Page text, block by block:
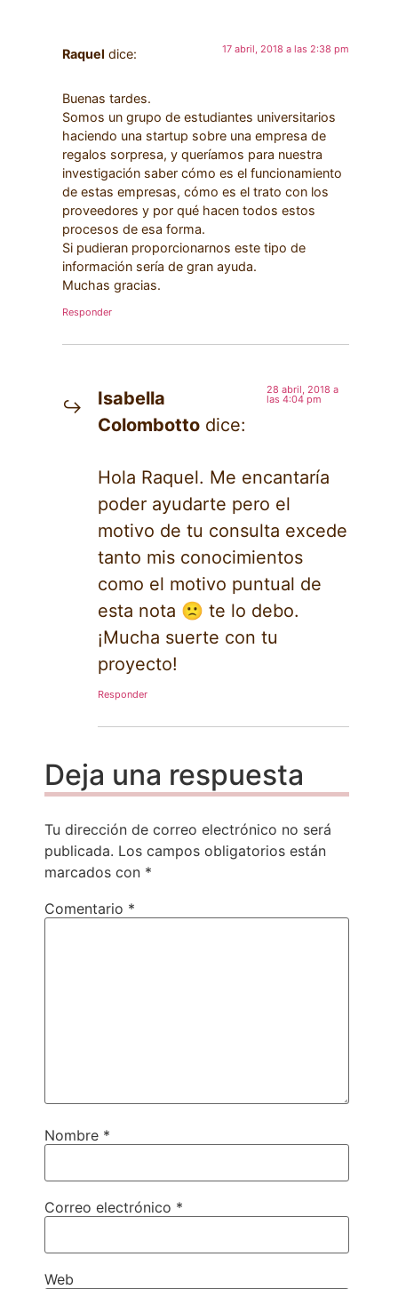
Raquel dice: 17 abril, 2018 a las 2:38 pm
Buenas tardes.
Somos un grupo de estudiantes universitarios
haciendo una startup sobre una empresa de
regalos sorpresa, y queríamos para nuestra
investigación saber cómo es el funcionamiento
de estas empresas, cómo es el trato con los
proveedores y por qué hacen todos estos
procesos de esa forma.
Si pudieran proporcionarnos este tipo de
información sería de gran ayuda.
Muchas gracias.
Responder
Isabella
Colombotto dice:
28 abril, 2018 a
las 4:04 pm
Hola Raquel. Me encantaría
poder ayudarte pero el
motivo de tu consulta excede
tanto mis conocimientos
como el motivo puntual de
esta nota 🙁 te lo debo.
¡Mucha suerte con tu
proyecto!
Responder
Deja una respuesta
Tu dirección de correo electrónico no será
publicada. Los campos obligatorios están
marcados con *
Comentario *
Nombre *
Correo electrónico *
Web